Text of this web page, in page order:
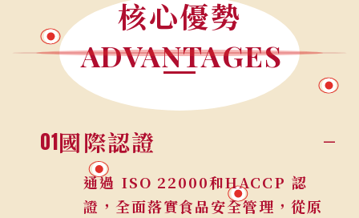
核心優勢
ADVANTAGES
01國際認證
全球出口